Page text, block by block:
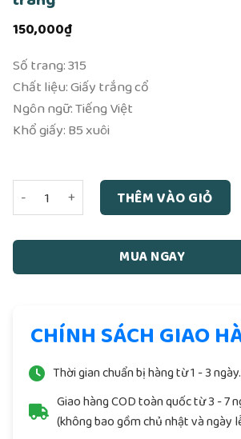
150,000₫
Số trang: 315
Chất liệu: Giấy trắng cổ
Ngôn ngữ: Tiếng Việt
Khổ giấy: B5 xuôi
Khoa Cúng Thông Dụng - Quang
THÊM VÀO GIỎ
MUA NGAY
CHÍNH SÁCH GIAO
Thời gian chuẩn bị hàng từ 1 - 3 ngày.
Giao hàng COD toàn quốc từ 3 - 7
(không bao gồm chủ nhật và ngày